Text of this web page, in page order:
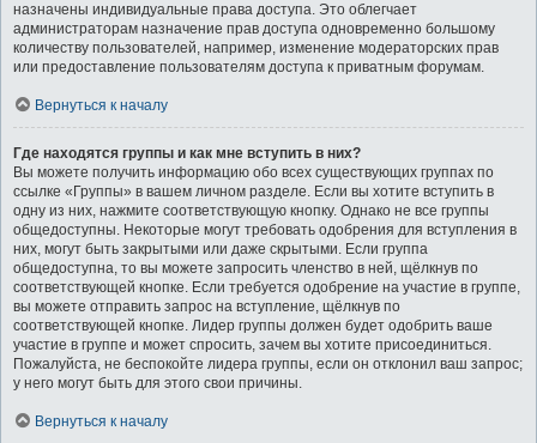
назначены индивидуальные права доступа. Это облегчает
администраторам назначение прав доступа одновременно большому
количеству пользователей, например, изменение модераторских прав
или предоставление пользователям доступа к приватным форумам.
Вернуться к началу
Где находятся группы и как мне вступить в них?
Вы можете получить информацию обо всех существующих группах по
ссылке «Группы» в вашем личном разделе. Если вы хотите вступить в
одну из них, нажмите соответствующую кнопку. Однако не все группы
общедоступны. Некоторые могут требовать одобрения для вступления в
них, могут быть закрытыми или даже скрытыми. Если группа
общедоступна, то вы можете запросить членство в ней, щёлкнув по
соответствующей кнопке. Если требуется одобрение на участие в группе,
вы можете отправить запрос на вступление, щёлкнув по
соответствующей кнопке. Лидер группы должен будет одобрить ваше
участие в группе и может спросить, зачем вы хотите присоединиться.
Пожалуйста, не беспокойте лидера группы, если он отклонил ваш запрос;
у него могут быть для этого свои причины.
Вернуться к началу